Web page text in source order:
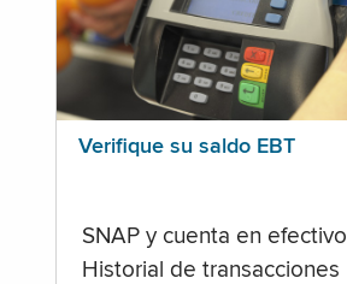
Verifique su saldo EBT
SNAP y cuenta en efectivo
Historial de transacciones